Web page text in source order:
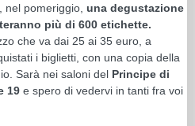
nel pomeriggio, una degustazione
più di 600 etichette.
che va dai 25 ai 35 euro, a
i biglietti, con una copia della
Sarà nei saloni del Principe di
19 e spero di vedervi in tanti fra voi